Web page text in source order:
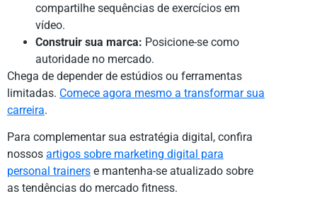
compartilhe sequências de exercícios em
vídeo.
Construir sua marca: Posicione-se como
autoridade no mercado.
Chega de depender de estúdios ou ferramentas
limitadas. Comece agora mesmo a transformar sua
carreira.
Para complementar sua estratégia digital, confira
nossos artigos sobre marketing digital para
personal trainers e mantenha-se atualizado sobre
as tendências do mercado fitness.